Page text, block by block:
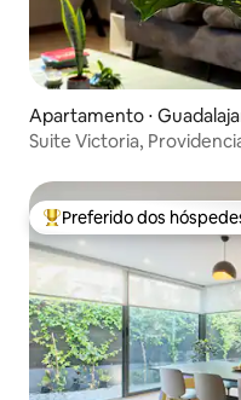
Apartamento ⋅
Suite Victoria,
Entre os melhores
Preferido dos